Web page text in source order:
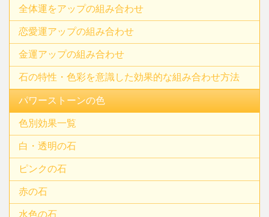
全体運をアップの組み合わせ
恋愛運アップの組み合わせ
金運アップの組み合わせ
石の特性・色彩を意識した効果的な組み合わせ方法
パワーストーンの色
色別効果一覧
白・透明の石
ピンクの石
赤の石
水色の石